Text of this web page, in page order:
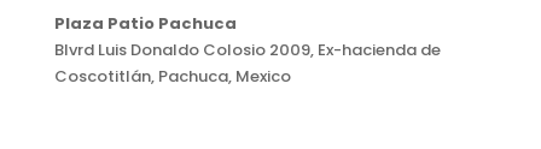
Plaza Patio Pachuca
Blvrd Luis Donaldo Colosio 2009, Ex-hacienda de
Coscotitlán, Pachuca, Mexico